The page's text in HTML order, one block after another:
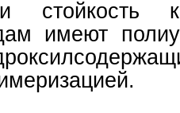
и стойкость
имеют